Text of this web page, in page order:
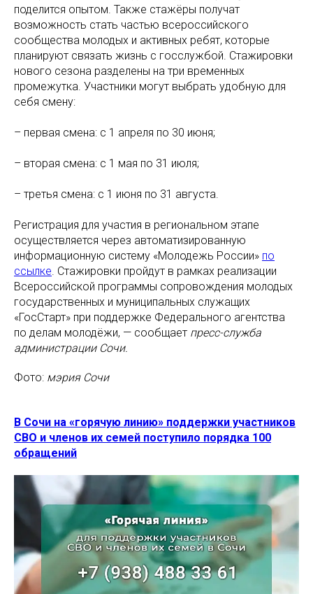
поделится опытом. Также стажёры получат
возможность стать частью всероссийского
сообщества молодых и активных ребят, которые
планируют связать жизнь с госслужбой. Стажировки
нового сезона разделены на три временных
промежутка. Участники могут выбрать удобную для
себя смену:
– первая смена: с 1 апреля по 30 июня;
– вторая смена: с 1 мая по 31 июля;
– третья смена: с 1 июня по 31 августа.
Регистрация для участия в региональном этапе
осуществляется через автоматизированную
информационную систему «Молодежь России» по
ссылке. Стажировки пройдут в рамках реализации
Всероссийской программы сопровождения молодых
государственных и муниципальных служащих
«ГосСтарт» при поддержке Федерального агентства
по делам молодёжи, — сообщает пресс-служба
администрации Сочи.
Фото: мэрия Сочи
В Сочи на «горячую линию» поддержки участников
СВО и членов их семей поступило порядка 100
обращений